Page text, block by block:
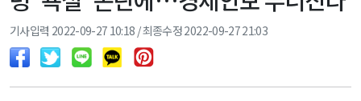
기사입력 2022-09-27 10:18 / 최종수정 2022-09-27 21:03